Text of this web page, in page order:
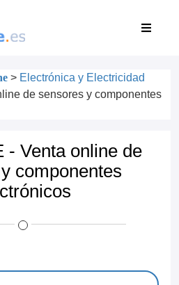
> Electrónica y Electricidad
de sensores y componentes
- Venta online de
componentes